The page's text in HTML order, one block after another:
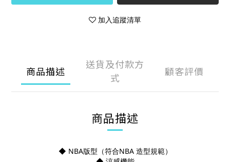
加入追蹤清單
商品描述
送貨及付款方
式
顧客評價
商品描述
◆ NBA版型（符合NBA 造型規範）